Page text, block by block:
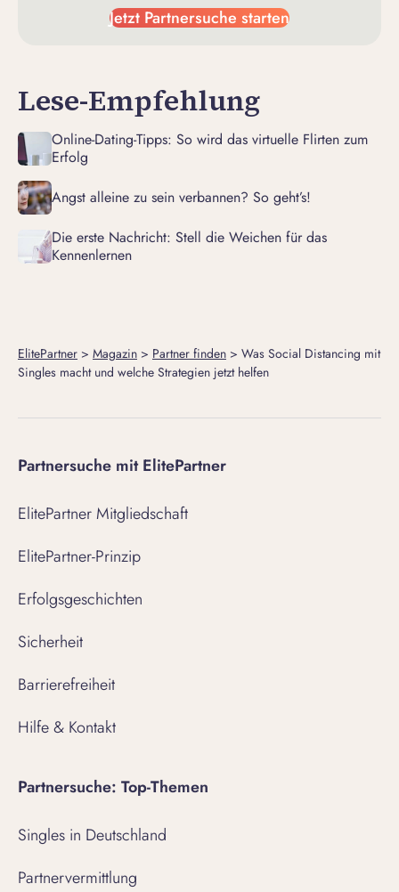
Jetzt Partnersuche starten
Lese-Empfehlung
Online-Dating-Tipps: So wird das virtuelle Flirten zum
Erfolg
Angst alleine zu sein verbannen? So geht’s!
Die erste Nachricht: Stell die Weichen für das
Kennenlernen
ElitePartner > Magazin > Partner finden > Was Social Distancing mit
Singles macht und welche Strategien jetzt helfen
Partnersuche mit ElitePartner
ElitePartner Mitgliedschaft
ElitePartner-Prinzip
Erfolgsgeschichten
Sicherheit
Barrierefreiheit
Hilfe & Kontakt
Partnersuche: Top-Themen
Singles in Deutschland
Partnervermittlung